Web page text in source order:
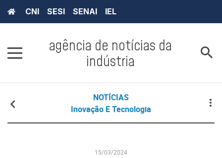
CNI SESI SENAI IEL
agência de notícias da
indústria
NOTÍCIAS
Inovação E Tecnologia
15/03/2024